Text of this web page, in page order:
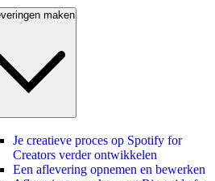
maken
Je creatieve proces op Spotify for
Creators verder ontwikkelen
Een aflevering opnemen en bewerken